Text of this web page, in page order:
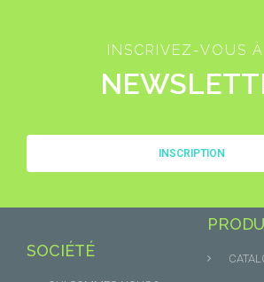
INSCRIVEZ-VOUS
INSCRIPTION
SOCIÉTÉ